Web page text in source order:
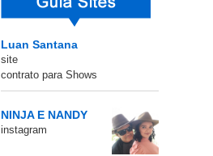
Luan Santana
site
contrato para Shows
NINJA E NANDY
instagram